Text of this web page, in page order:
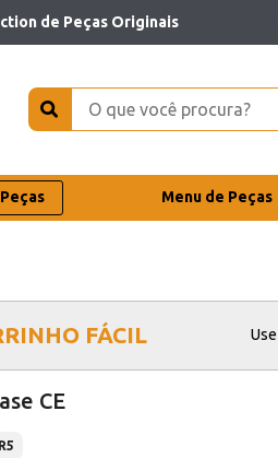
de Peças Originais
Menu de Peças
FÁCIL
CE